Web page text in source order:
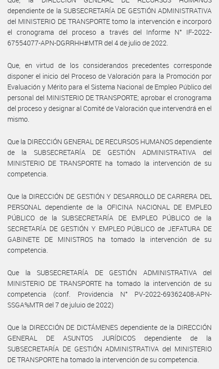
dependiente de la SUBSECRETARÍA DE GESTIÓN ADMINISTRATIVA
del MINISTERIO DE TRANSPORTE tomo la intervención e incorporó
el cronograma del proceso a través del Informe N° IF-2022-
67554077-APN-DGRRHH#MTR del 4 de julio de 2022.
Que, en virtud de los considerandos precedentes corresponde
disponer el inicio del Proceso de Valoración para la Promoción por
Evaluación y Mérito para el Sistema Nacional de Empleo Público del
personal del MINISTERIO DE TRANSPORTE; aprobar el cronograma
del proceso y designar al Comité de Valoración que intervendrá en el
mismo.
Que la DIRECCIÓN GENERAL DE RECURSOS HUMANOS dependiente
de la SUBSECRETARÍA DE GESTIÓN ADMINISTRATIVA del
MINISTERIO DE TRANSPORTE ha tomado la intervención de su
competencia.
Que la DIRECCIÓN DE GESTIÓN Y DESARROLLO DE CARRERA DEL
PERSONAL dependiente de la OFICINA NACIONAL DE EMPLEO
PÚBLICO de la SUBSECRETARÍA DE EMPLEO PÚBLICO de la
SECRETARÍA DE GESTIÓN Y EMPLEO PÚBLICO de JEFATURA DE
GABINETE DE MINISTROS ha tomado la intervención de su
competencia.
Que la SUBSECRETARÍA DE GESTIÓN ADMINISTRATIVA del
MINISTERIO DE TRANSPORTE ha tomado la intervención de su
competencia (conf. Providencia N° PV-2022-69362408-APN-
SSGA%MTR del 7 de juluio de 2022)
Que la DIRECCIÓN DE DICTÁMENES dependiente de la DIRECCIÓN
GENERAL DE ASUNTOS JURÍDICOS dependiente de la
SUBSECRETARÍA DE GESTIÓN ADMINISTRATIVA del MINISTERIO
DE TRANSPORTE ha tomado la intervención de su competencia.